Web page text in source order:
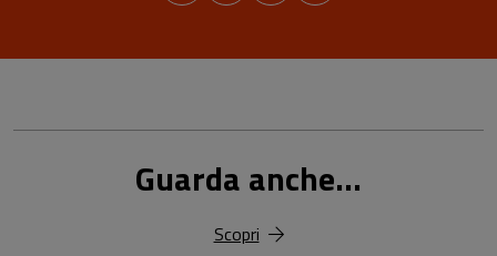
Guarda anche...
Scopri